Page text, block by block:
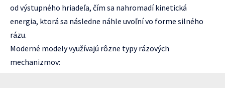
od výstupného hriadeľa, čím sa nahromadí kinetická
energia, ktorá sa následne náhle uvoľní vo forme silného
rázu.
Moderné modely využívajú rôzne typy rázových
mechanizmov: